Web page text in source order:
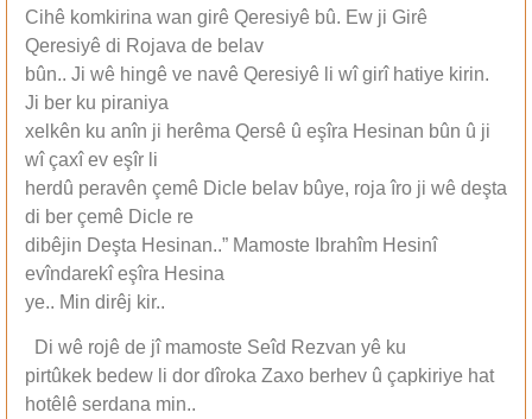
Cihê komkirina wan girê Qeresiyê bû. Ew ji Girê
Qeresiyê di Rojava de belav
bûn.. Ji wê hingê ve navê Qeresiyê li wî girî hatiye kirin.
Ji ber ku piraniya
xelkên ku anîn ji herêma Qersê û eşîra Hesinan bûn û ji
wî çaxî ev eşîr li
herdû peravên çemê Dicle belav bûye, roja îro ji wê deşta
di ber çemê Dicle re
dibêjin Deşta Hesinan..” Mamoste Ibrahîm Hesinî
evîndarekî eşîra Hesina
ye.. Min dirêj kir..
Di wê rojê de jî mamoste Seîd Rezvan yê ku
pirtûkek bedew li dor dîroka Zaxo berhev û çapkiriye hat
hotêlê serdana min..